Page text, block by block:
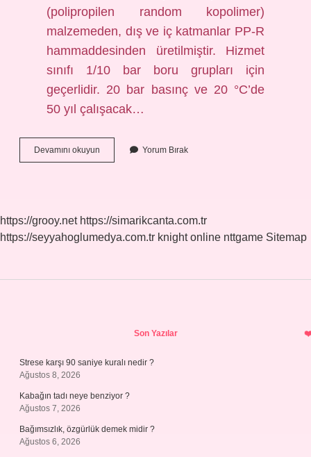
(polipropilen random kopolimer)
malzemeden, dış ve iç katmanlar PP-R
hammaddesinden üretilmiştir. Hizmet
sınıfı 1/10 bar boru grupları için
geçerlidir. 20 bar basınç ve 20 °C’de
50 yıl çalışacak…
Devamını okuyun
Boru
Yorum Bırak
https://grooy.net https://simarikcanta.com.tr
https://seyyahoglumedya.com.tr knight online nttgame Sitemap
Son Yazılar
Strese karşı 90 saniye kuralı nedir ?
Ağustos 8, 2026
Kabağın tadı neye benziyor ?
Ağustos 7, 2026
Bağımsızlık, özgürlük demek midir ?
Ağustos 6, 2026